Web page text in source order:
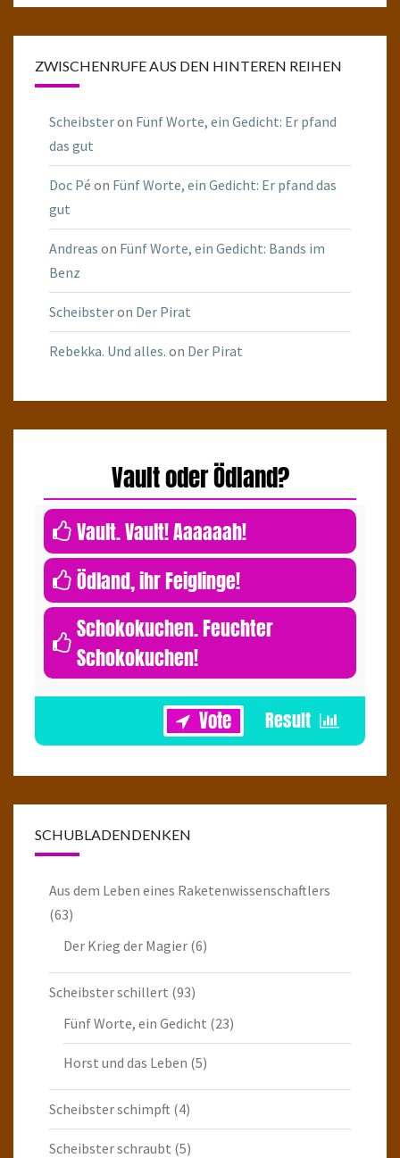
ZWISCHENRUFE AUS DEN HINTEREN REIHEN
Scheibsteron Fünf Worte, ein Gedicht: Er pfand
das gut
Doc Pé on Fünf Worte, ein Gedicht: Er pfand das
gut
Andreas on Fünf Worte, ein Gedicht: Bands im
Benz
Scheibsteron Der Pirat
Rebekka. Und alles. on Der Pirat
Vault oder Ödland?
Vault. Vault! Aaaaaah!
Ödland, ihr Feiglinge!
Schokokuchen. Feuchter
Schokokuchen!
SCHUBLADENDENKEN
Aus dem Leben eines Raketenwissenschaftlers
(63)
Der Krieg der Magier (6)
Scheibster schillert (93)
Fünf Worte, ein Gedicht (23)
Horst und das Leben (5)
Scheibster schimpft (4)
Scheibster schraubt (5)